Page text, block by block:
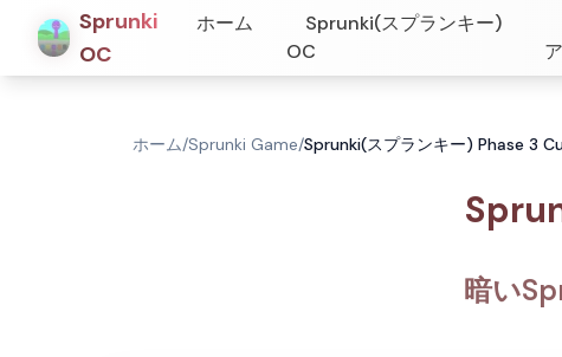
Sprunki
OC
ホーム
Sprunki(スプランキー)
OC
ホーム/Sprunki Game/Sprunki(スプランキー) Phase 3
暗い